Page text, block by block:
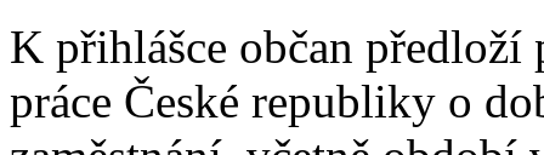
K přihlášce občan
práce České republiky o